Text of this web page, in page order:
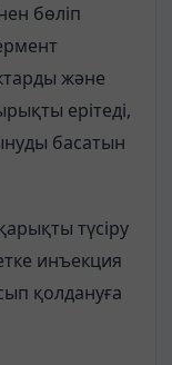
бөліп
және
ерітеді,
басатын
түсіру
инъекция
қолдануға